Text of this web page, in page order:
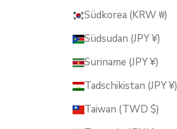
Südkorea (KRW ₩)
Südsudan (JPY ¥)
Suriname (JPY ¥)
Tadschikistan (JPY ¥)
Taiwan (TWD $)